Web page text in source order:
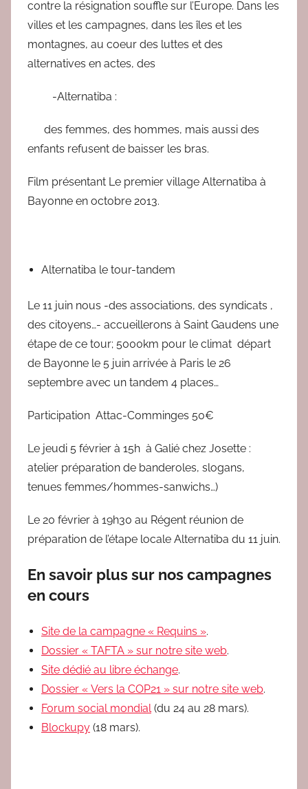
contre la résignation souffle sur l’Europe. Dans les
villes et les campagnes, dans les îles et les
montagnes, au coeur des luttes et des
alternatives en actes, des
-Alternatiba :
des femmes, des hommes, mais aussi des
enfants refusent de baisser les bras.
Film présentant Le premier village Alternatiba à
Bayonne en octobre 2013.
Alternatiba le tour-tandem
Le 11 juin nous -des associations, des syndicats ,
des citoyens…- accueillerons à Saint Gaudens une
étape de ce tour; 5000km pour le climat départ
de Bayonne le 5 juin arrivée à Paris le 26
septembre avec un tandem 4 places…
Participation Attac-Comminges 50€
Le jeudi 5 février à 15h à Galié chez Josette :
atelier préparation de banderoles, slogans,
tenues femmes/hommes-sanwichs…)
Le 20 février à 19h30 au Régent réunion de
préparation de l’étape locale Alternatiba du 11 juin.
En savoir plus sur nos campagnes
en cours
Site de la campagne « Requins ».
Dossier « TAFTA » sur notre site web.
Site dédié au libre échange.
Dossier « Vers la COP21 » sur notre site web.
Forum social mondial(du 24 au 28 mars).
Blockupy (18 mars).